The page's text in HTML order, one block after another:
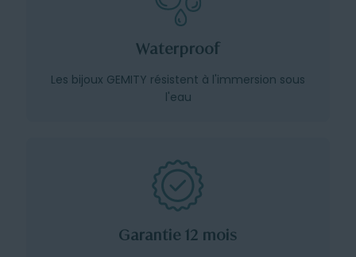
Waterproof
Les bijoux GEMITY résistent à l'immersion sous
l'eau
Garantie 12 mois